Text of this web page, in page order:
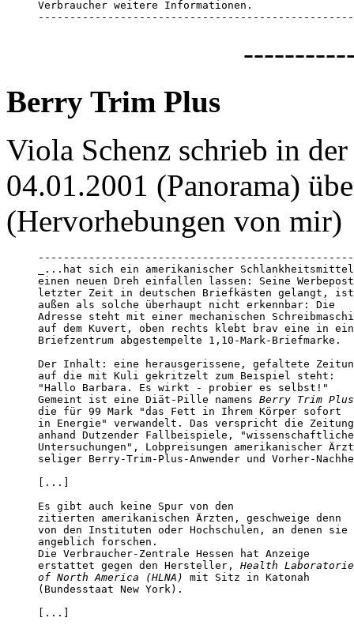
Verbraucher weitere Informationen.
Berry Trim Plus
Viola Schenz schrieb in
04.01.2001 (Panorama)
(Hervorhebungen von mir)
_...hat sich ein amerikanischer
einen neuen Dreh einfallen lassen: Seine
letzter Zeit in deutschen Briefkästen gelangt, ist
außen als solche überhaupt nicht erkennbar: Die
Adresse steht mit einer mechanischen
auf dem Kuvert, oben rechts klebt brav eine in
Briefzentrum abgestempelte 1,10-Mark-Briefmarke.
Der Inhalt: eine herausgerissene, gefaltete
auf die mit Kuli gekritzelt zum Beispiel steht:
"Hallo Barbara. Es wirkt - probier es selbst!"
Gemeint ist eine Diät-Pille namens Berry Trim Plus
die für 99 Mark "das Fett in Ihrem Körper sofort
in Energie" verwandelt. Das verspricht die
anhand Dutzender Fallbeispiele,
Untersuchungen", Lobpreisungen amerikanischer
seliger Berry-Trim-Plus-Anwender und Vorher-
[...]
Es gibt auch keine Spur von den
zitierten amerikanischen Ärzten, geschweige denn
von den Instituten oder Hochschulen, an denen sie
angeblich forschen.
Die Verbraucher-Zentrale Hessen hat Anzeige
erstattet gegen den Hersteller, Health
of North America (HLNA)
mit Sitz in Katonah
(Bundesstaat New York).
[...]